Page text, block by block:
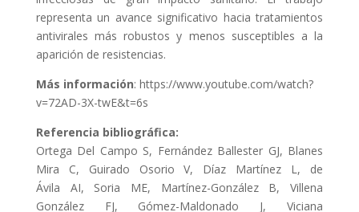
representa un avance significativo hacia tratamientos
antivirales más robustos y menos susceptibles a la
aparición de resistencias.
Más información: https://www.youtube.com/watch?
v=72AD-3X-twE&t=6s
Referencia bibliográfica:
Ortega Del Campo S, Fernández Ballester GJ, Blanes
Mira C, Guirado Osorio V, Díaz Martínez L, de
Ávila AI, Soria ME, Martínez-González B, Villena
González FJ, Gómez-Maldonado J, Viciana